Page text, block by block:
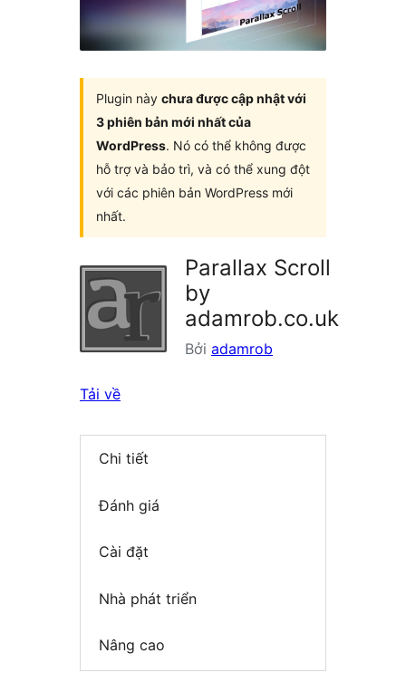
Plugin này chưa được cập nhật với
3 phiên bản mới nhất của
WordPress. Nó có thể không được
hỗ trợ và bảo trì, và có thể xung đột
với các phiên bản WordPress mới
nhất.
Parallax Scroll
by
adamrob.co.uk
Bởi adamrob
Tải về
Chi tiết
Đánh giá
Cài đặt
Nhà phát triển
Nâng cao